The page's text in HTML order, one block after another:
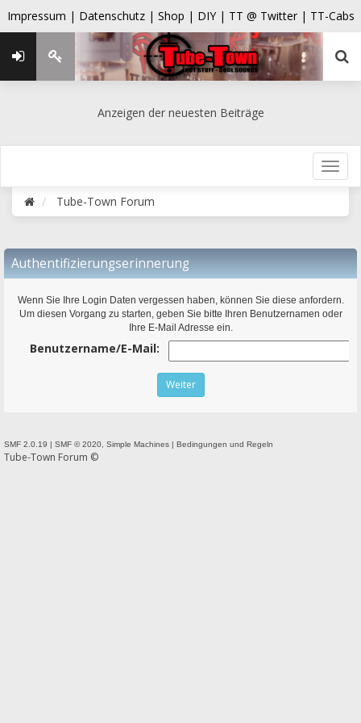
Impressum | Datenschutz | Shop | DIY | TT @ Twitter | TT-Cabs
Anzeigen der neuesten Beiträge
Tube-Town Forum
Authentifizierungserinnerung
Wenn Sie Ihre Login Daten vergessen haben, können Sie diese anfordern.
Um diesen Vorgang zu starten, geben Sie bitte Ihren Benutzernamen oder
Ihre E-Mail Adresse ein.
Benutzername/E-Mail:
SMF 2.0.19 | SMF © 2020, Simple Machines | Bedingungen und Regeln
Tube-Town Forum ©